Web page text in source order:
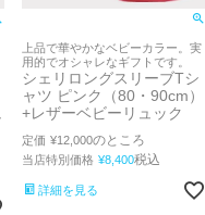
上品で華やかなベビーカラー。実
用的でオシャレなギフトです。
シェリロングスリーブTシ
ャツ ピンク（80・90cm）
+レザーベビーリュック
定価 ¥12,000のところ
当店特別価格 ¥8,400税込
詳細を見る